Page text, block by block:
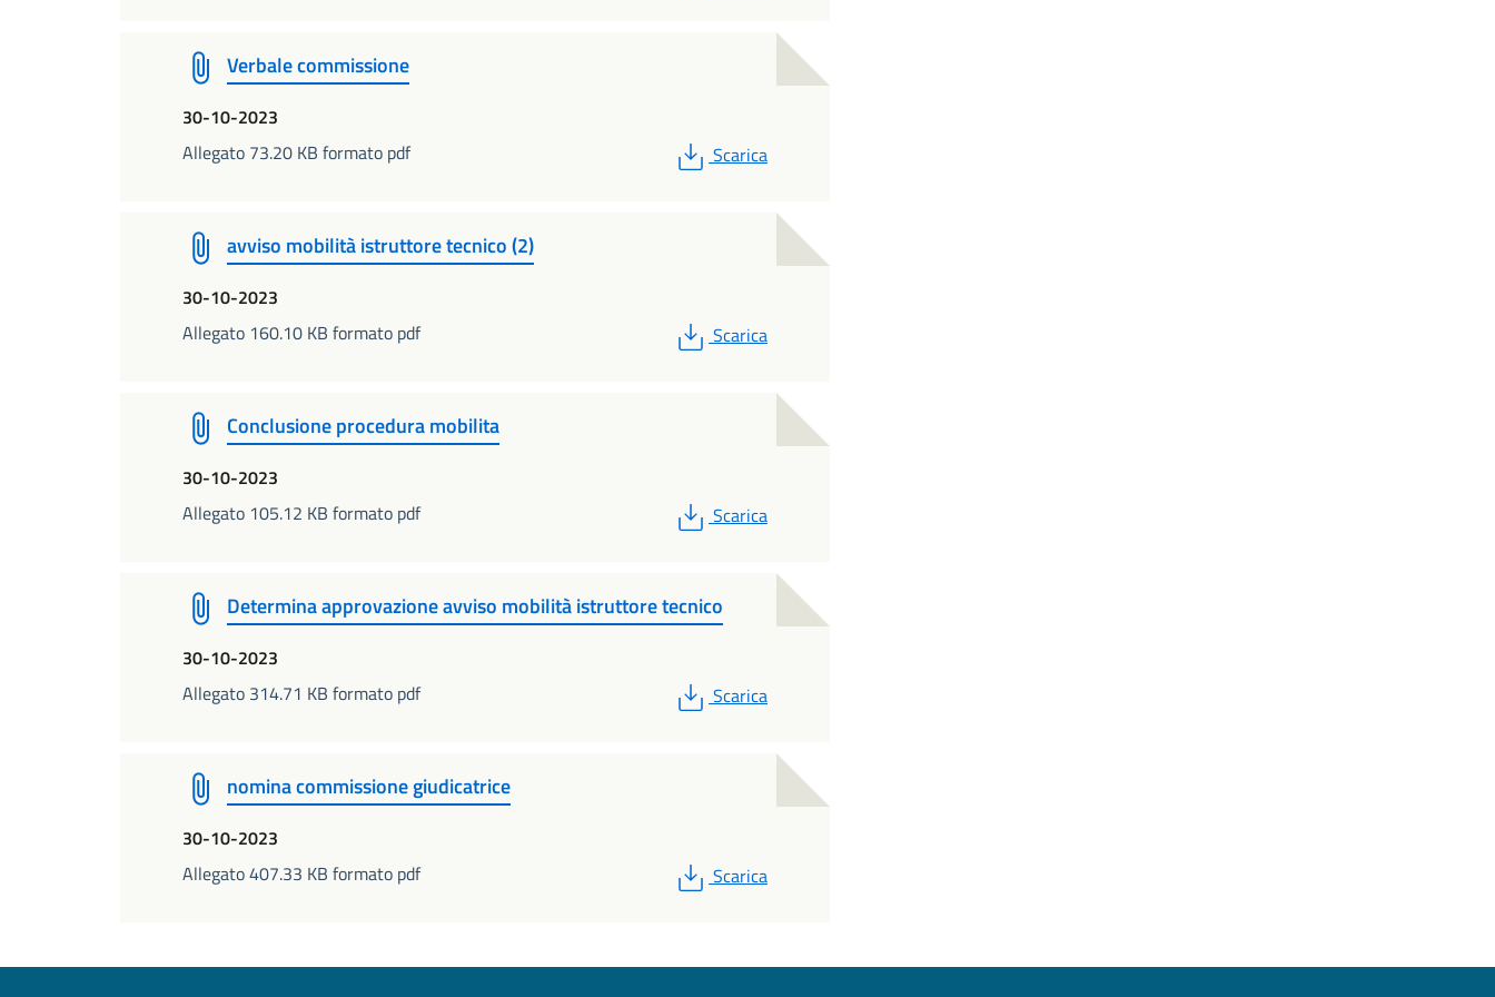
Verbale commissione
30-10-2023
Allegato 73.20 KB formato pdf
PDF
Scarica
avviso mobilità istruttore tecnico (2)
30-10-2023
Allegato 160.10 KB formato pdf
PDF
Scarica
Conclusione procedura mobilita
30-10-2023
Allegato 105.12 KB formato pdf
PDF
Scarica
Determina approvazione avviso mobilità istruttore tecnico
30-10-2023
Allegato 314.71 KB formato pdf
PDF
Scarica
nomina commissione giudicatrice
30-10-2023
Allegato 407.33 KB formato pdf
PDF
Scarica